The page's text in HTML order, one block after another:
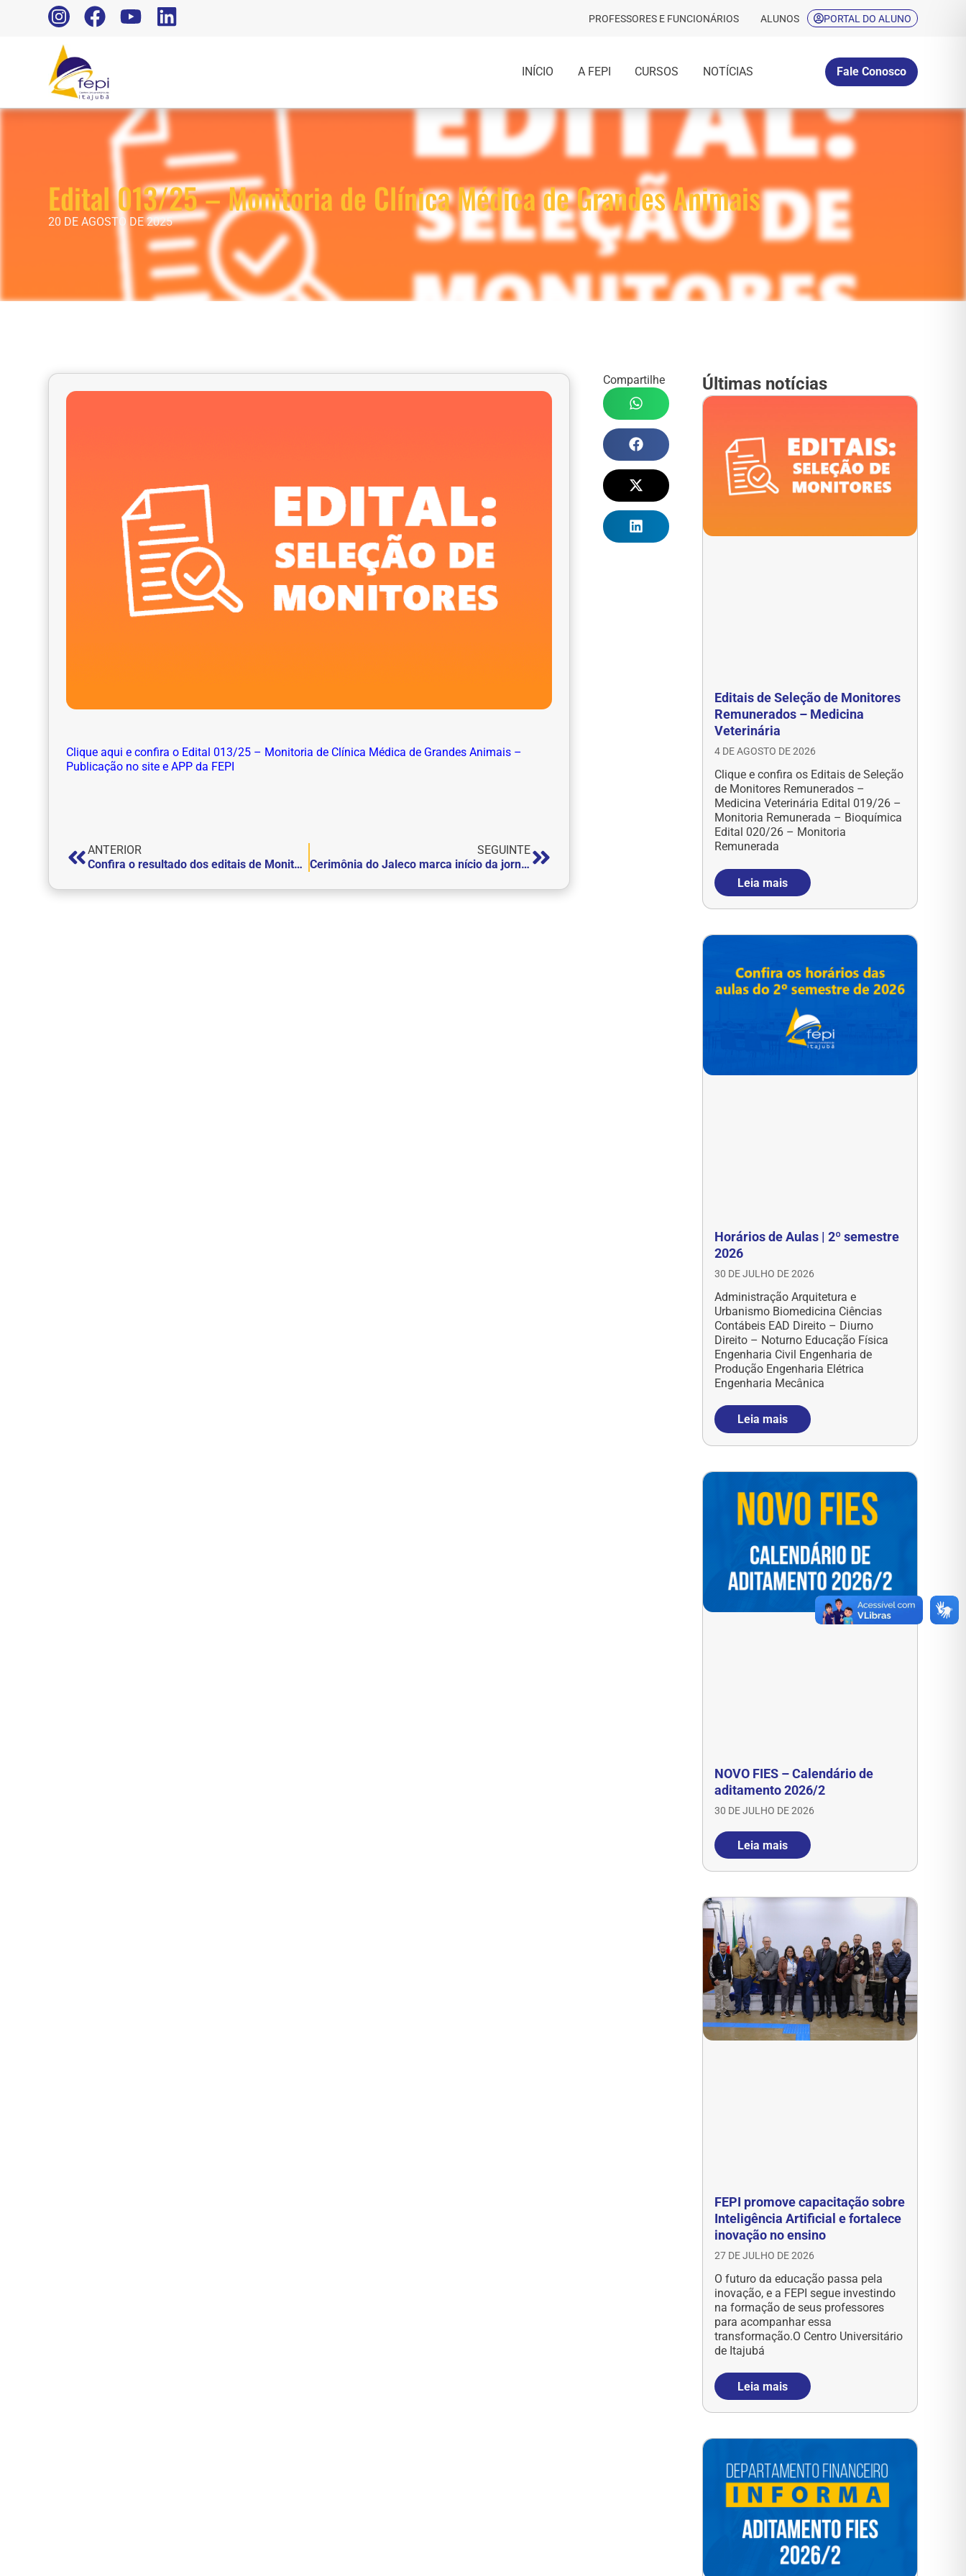
PROFESSORES E FUNCIONÁRIOS ALUNOS PORTAL DO ALUNO
INÍCIO A FEPI CURSOS NOTÍCIAS Fale Conosco
Edital 013/25 – Monitoria de Clínica Médica de Grandes Animais
20 DE AGOSTO DE 2025
Clique aqui e confira o Edital 013/25 – Monitoria de Clínica Médica de Grandes Animais –
Publicação no site e APP da FEPI
ANTERIOR
Confira o resultado dos editais de Monitoria do Centro Veterinário
SEGUINTE
Cerimônia do Jaleco marca início da jornada acadêmica dos futuros psicólogos
Compartilhe Últimas notícias
Editais de Seleção de Monitores
Remunerados – Medicina
Veterinária
4 DE AGOSTO DE 2026
Clique e confira os Editais de Seleção
de Monitores Remunerados –
Medicina Veterinária Edital 019/26 –
Monitoria Remunerada – Bioquímica
Edital 020/26 – Monitoria
Remunerada
Leia mais
Horários de Aulas | 2º semestre
2026
30 DE JULHO DE 2026
Administração Arquitetura e
Urbanismo Biomedicina Ciências
Contábeis EAD Direito – Diurno
Direito – Noturno Educação Física
Engenharia Civil Engenharia de
Produção Engenharia Elétrica
Engenharia Mecânica
Leia mais
NOVO FIES – Calendário de
aditamento 2026/2
30 DE JULHO DE 2026
Leia mais
FEPI promove capacitação sobre
Inteligência Artificial e fortalece
inovação no ensino
27 DE JULHO DE 2026
O futuro da educação passa pela
inovação, e a FEPI segue investindo
na formação de seus professores
para acompanhar essa
transformação.O Centro Universitário
de Itajubá
Leia mais